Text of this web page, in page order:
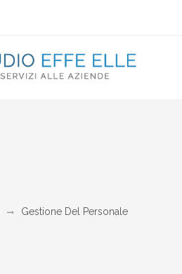
Gestione Del Personale